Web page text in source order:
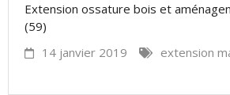
Extension ossature bois et
(59)
14 janvier 2019
extension